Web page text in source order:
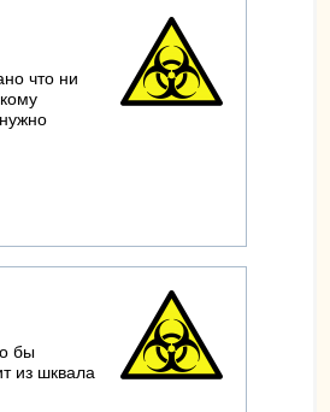
что ни
бы
из шквала